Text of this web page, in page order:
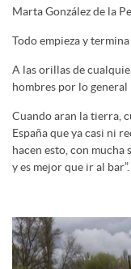
Marta González de la
Todo empieza y termina
A las orillas de
hombres por lo general
Cuando aran la tierra,
España que ya casi ni
hacen esto, con mucha
y es mejor que ir al bar”.